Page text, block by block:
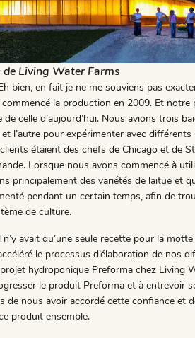
de Living Water Farms
bien, en fait je ne me souviens pas
la production en 2009. Et
celle d’aujourd’hui. Nous avions trois
l’autre pour expérimenter avec
étaient des chefs de Chicago et de
Lorsque nous avons commencé à
principalement des variétés de laitue et
pendant un certain temps, afin de
de culture.
n’y avait qu’une seule recette pour la
le processus d’élaboration de nos
hydroponique Preforma chez Living
le produit Preforma et à entrevoir
de nous avoir accordé cette confiance et
produit ensemble.